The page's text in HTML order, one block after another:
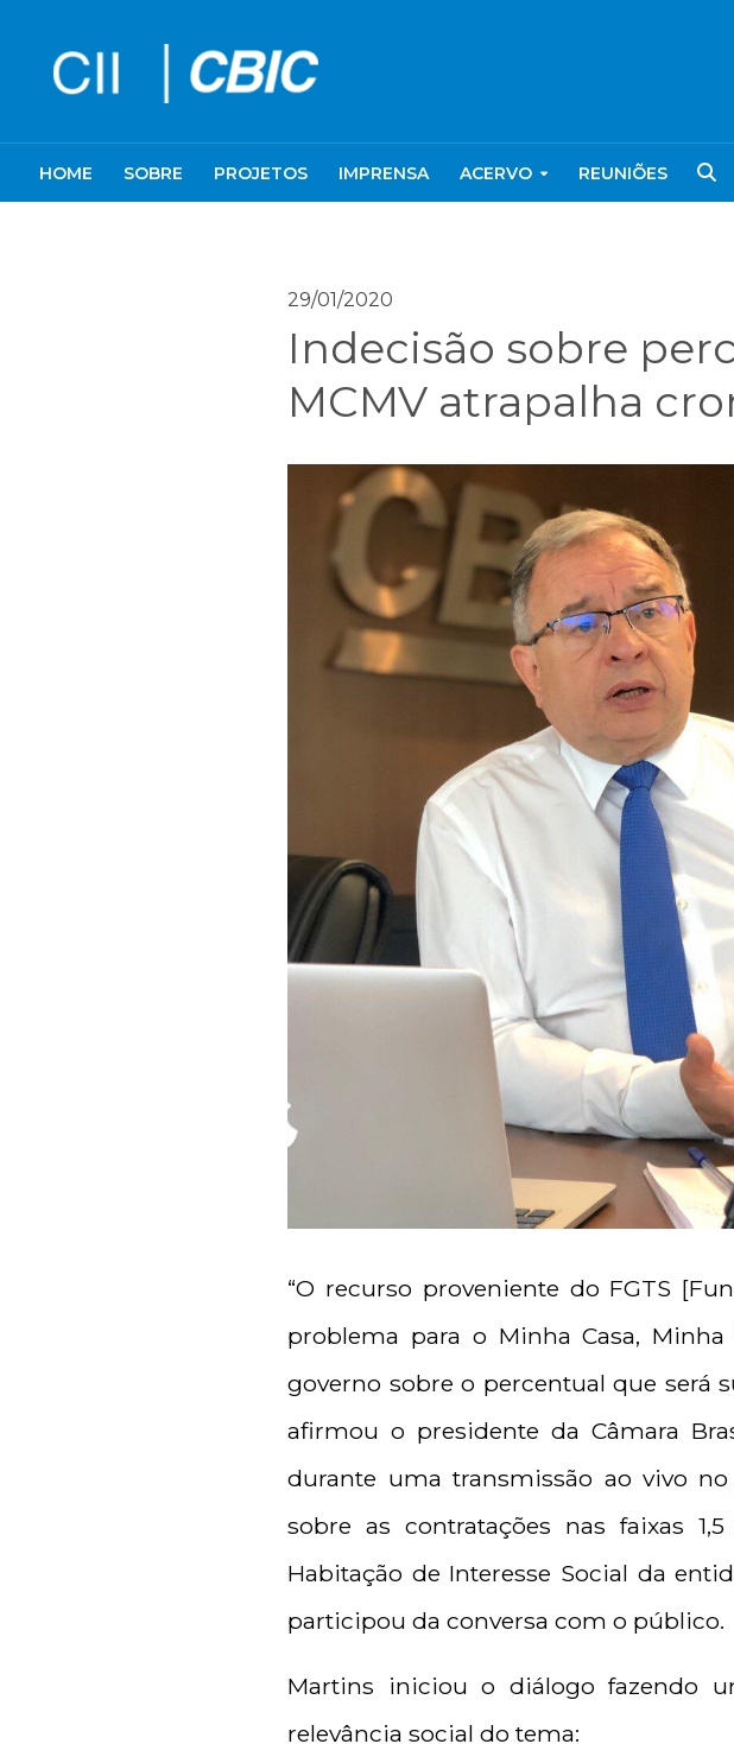
HOME SOBRE PROJETOS IMPRENSA ACERVO REUNIÕES
29/01/2020
Indecisão sobre
MCMV atrapalha
“O recurso proveniente do FGTS
problema para o Minha Casa,
governo sobre o percentual que será
afirmou o presidente da Câmara
durante uma transmissão ao vivo no
sobre as contratações nas faixas
Habitação de Interesse Social da
participou da conversa com o público.
Martins iniciou o diálogo fazendo
relevância social do tema: